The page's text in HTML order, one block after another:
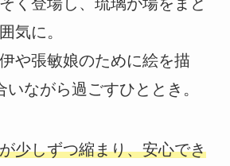
く登場し、琉璃が場をまと
気に。
や張敏娘のために絵を描
いながら過ごすひととき。
少しずつ縮まり、安心でき